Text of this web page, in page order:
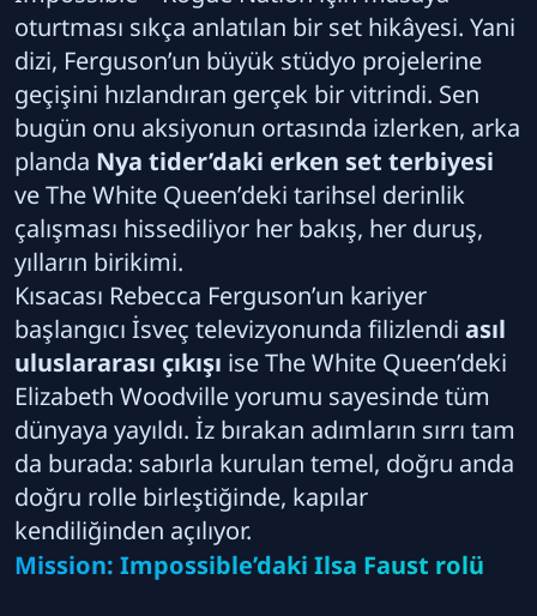
oturtması sıkça anlatılan bir set hikâyesi. Yani
dizi, Ferguson’un büyük stüdyo projelerine
geçişini hızlandıran gerçek bir vitrindi. Sen
bugün onu aksiyonun ortasında izlerken, arka
planda Nya tider’daki erken set terbiyesi
ve The White Queen’deki tarihsel derinlik
çalışması hissediliyor her bakış, her duruş,
yılların birikimi.
Kısacası Rebecca Ferguson’un kariyer
başlangıcı İsveç televizyonunda filizlendi asıl
uluslararası çıkışı ise The White Queen’deki
Elizabeth Woodville yorumu sayesinde tüm
dünyaya yayıldı. İz bırakan adımların sırrı tam
da burada: sabırla kurulan temel, doğru anda
doğru rolle birleştiğinde, kapılar
kendiliğinden açılıyor.
Mission: Impossible’daki Ilsa Faust rolü